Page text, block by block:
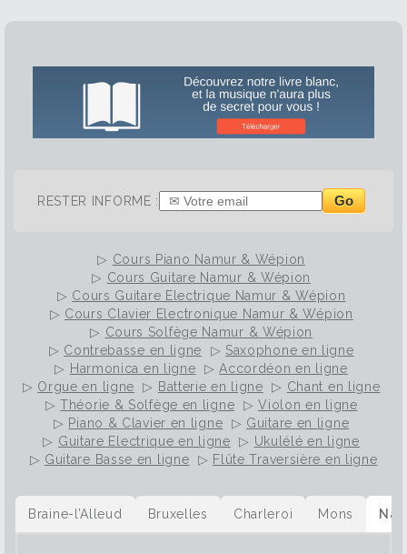
RESTER INFORME : Go
▷ Cours Piano Namur & Wépion
▷ Cours Guitare Namur & Wépion
▷ Cours Guitare Electrique Namur & Wépion
▷ Cours Clavier Electronique Namur & Wépion
▷ Cours Solfège Namur & Wépion
▷ Contrebasse en ligne ▷ Saxophone en ligne
▷ Harmonica en ligne ▷Accordéon en ligne
▷ Orgue en ligne ▷ Batterie en ligne ▷ Chant en ligne
▷Théorie & Solfège en ligne ▷Violon en ligne
▷ Piano & Clavier en ligne ▷ Guitare en ligne
▷ Guitare Electrique en ligne ▷ Ukulélé en ligne
▷ Guitare Basse en ligne ▷ Flûte Traversière en ligne
Braine-l’Alleud Bruxelles Charleroi Mons